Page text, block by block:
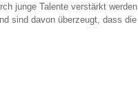
junge Talente verstärkt werden
sind davon überzeugt, dass die